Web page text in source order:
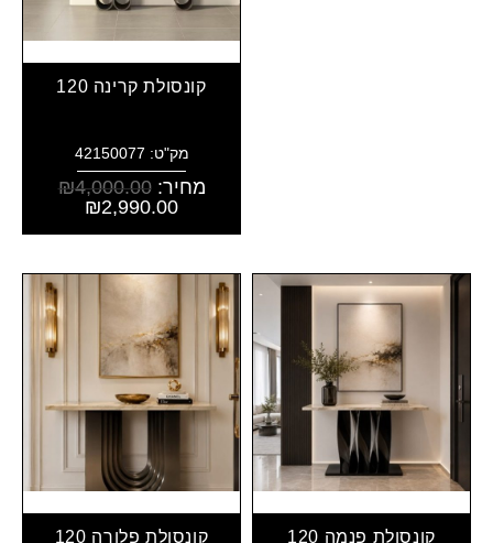
קונסולת קרינה 120
מק"ט: 42150077
מחיר: ₪4,000.00
₪2,990.00
קונסולת פנמה 120 קונסולת פלורה 120